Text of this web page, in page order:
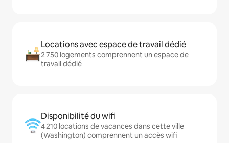
Locations avec espace de travail dédié
2 750 logements comprennent un espace de
travail dédié
Disponibilité du wifi
4 210 locations de vacances dans cette ville
(Washington) comprennent un accès wifi